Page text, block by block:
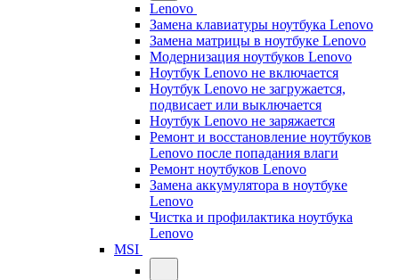
Lenovo
Замена клавиатуры ноутбука Lenovo
Замена матрицы в ноутбуке Lenovo
Модернизация ноутбуков Lenovo
Ноутбук Lenovo не включается
Ноутбук Lenovo не загружается,
подвисает или выключается
Ноутбук Lenovo не заряжается
Ремонт и восстановление ноутбуков
Lenovo после попадания влаги
Ремонт ноутбуков Lenovo
Замена аккумулятора в ноутбуке
Lenovo
Чистка и профилактика ноутбука
Lenovo
MSI